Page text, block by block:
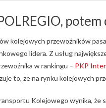
potem
kolejowych przewoźników
lidera. Z usług
w rankingu – PKP
to, że na rynku kolejowych
Kolejowego wynika, że